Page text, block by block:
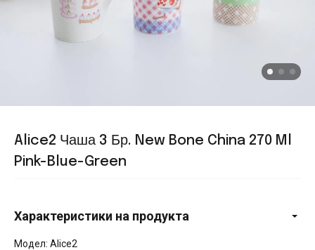
Alice2 Чаша 3 Бр. New Bone China 270 Ml
Pink-Blue-Green
Характеристики на продукта
Модел: Alice2